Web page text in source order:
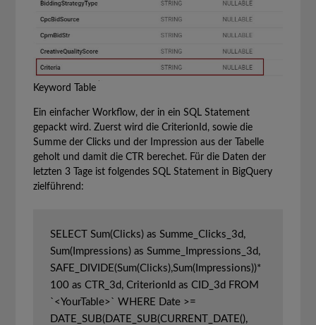
Keyword Table
Ein einfacher Workflow, der in ein SQL Statement
gepackt wird. Zuerst wird die CriterionId, sowie die
Summe der Clicks und der Impression aus der Tabelle
geholt und damit die CTR berechet. Für die Daten der
letzten 3 Tage ist folgendes SQL Statement in BigQuery
zielführend:
SELECT Sum(Clicks) as Summe_Clicks_3d,
Sum(Impressions) as Summe_Impressions_3d,
SAFE_DIVIDE(Sum(Clicks),Sum(Impressions))*
100 as CTR_3d, CriterionId as CID_3d FROM
`<YourTable>` WHERE Date >=
DATE_SUB(DATE_SUB(CURRENT_DATE(),